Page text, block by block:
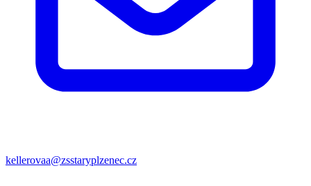
kellerovaa@zsstaryplzenec.cz